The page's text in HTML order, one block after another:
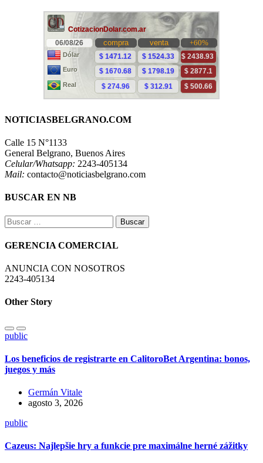
NOTICIASBELGRANO.COM
Calle 15 N°1133
General Belgrano, Buenos Aires
Celular/Whatsapp: 2243-405134
Mail: contacto@noticiasbelgrano.com
BUSCAR EN NB
Buscar:
GERENCIA COMERCIAL
ANUNCIA CON NOSOTROS
2243-405134
Other Story
public
Los beneficios de registrarte en CalitoroBet Argentina: bonos,
juegos y más
Germán Vitale
agosto 3, 2026
public
Cazeus: Najlepšie hry a funkcie pre maximálne herné zážitky